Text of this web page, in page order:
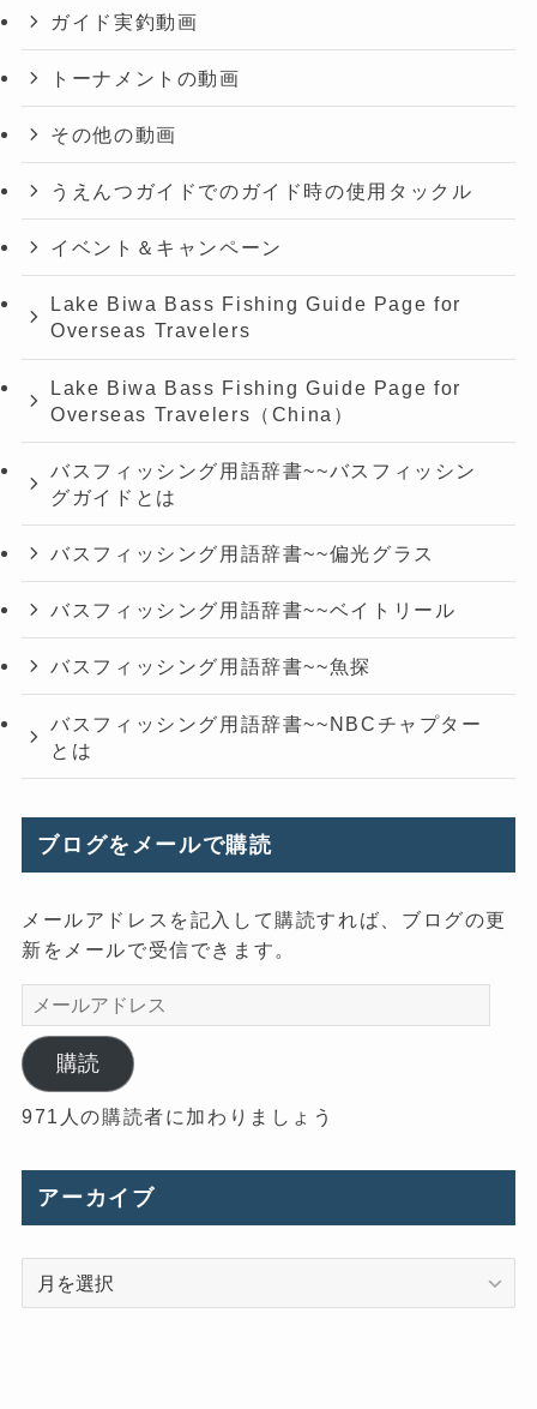
ガイド実釣動画
トーナメントの動画
その他の動画
うえんつガイドでのガイド時の使用タックル
イベント＆キャンペーン
Lake Biwa Bass Fishing Guide Page for
Overseas Travelers
Lake Biwa Bass Fishing Guide Page for
Overseas Travelers（China）
バスフィッシング用語辞書~~バスフィッシン
グガイドとは
バスフィッシング用語辞書~~偏光グラス
バスフィッシング用語辞書~~ベイトリール
バスフィッシング用語辞書~~魚探
バスフィッシング用語辞書~~NBCチャプター
とは
ブログをメールで購読
メールアドレスを記入して購読すれば、ブログの更
新をメールで受信できます。
メ
ー
ル
ア
ド
ス
購読
971人の購読者に加わりましょう
アーカイブ